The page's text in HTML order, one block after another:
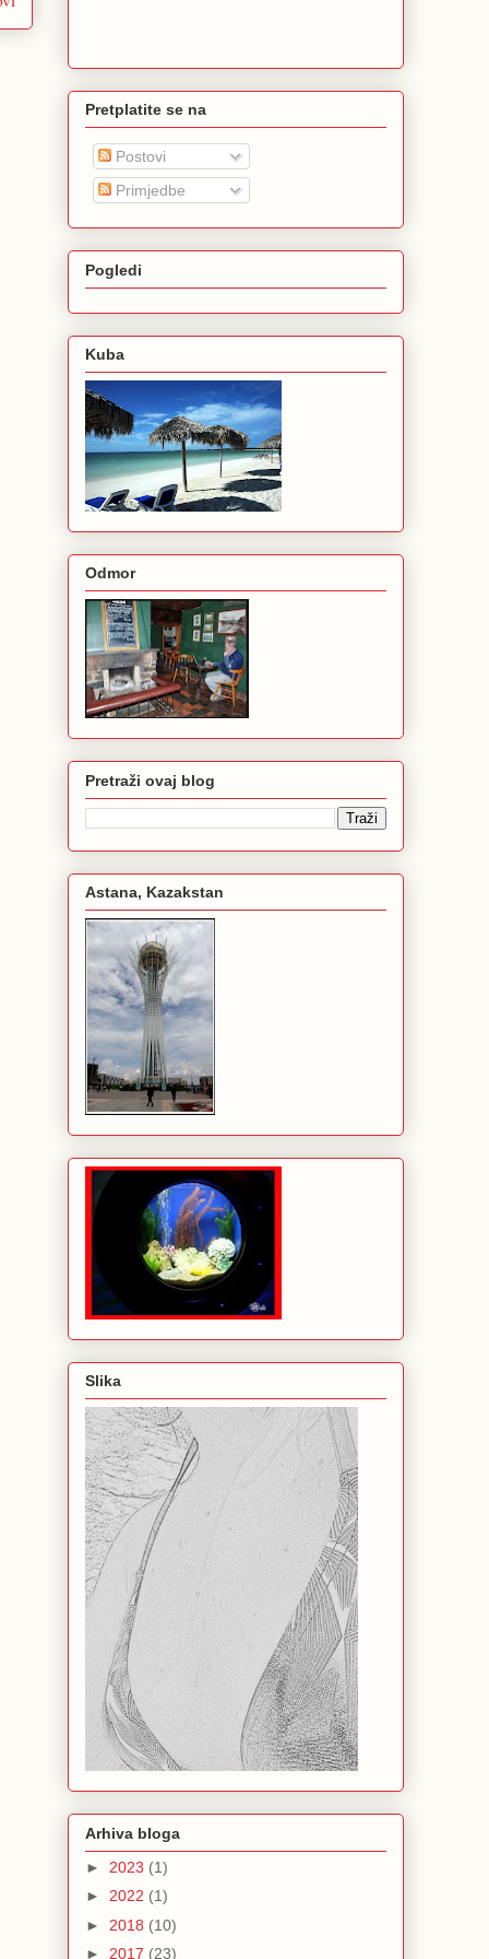
Pretplatite se na
Postovi
Primjedbe
Pogledi
Kuba
Odmor
Pretraži ovaj blog
Astana, Kazakstan
Slika
Arhiva bloga
► 2023 (1)
► 2022 (1)
► 2018 (10)
► 2017 (23)